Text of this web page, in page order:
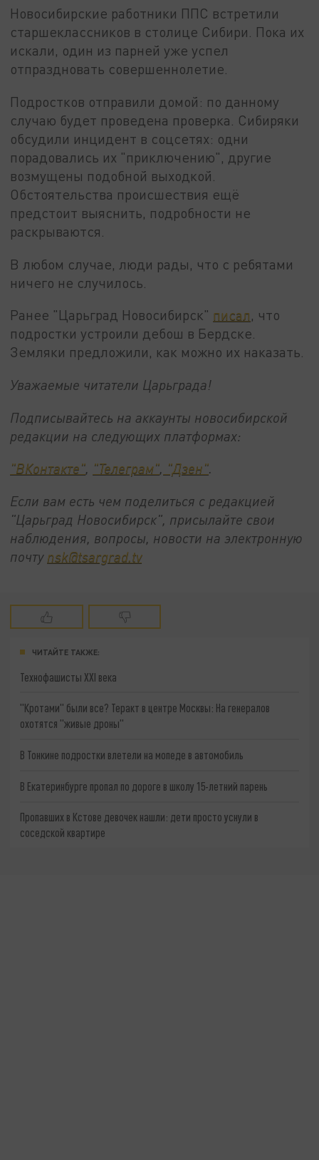
Новосибирские работники ППС встретили
старшеклассников в столице Сибири. Пока их
искали, один из парней уже успел
отпраздновать совершеннолетие.
Подростков отправили домой: по данному
случаю будет проведена проверка. Сибиряки
обсудили инцидент в соцсетях: одни
порадовались их "приключению", другие
возмущены подобной выходкой.
Обстоятельства происшествия ещё
предстоит выяснить, подробности не
раскрываются.
В любом случае, люди рады, что с ребятами
ничего не случилось.
Ранее "Царьград Новосибирск" писал, что
подростки устроили дебош в Бердске.
Земляки предложили, как можно их наказать.
Уважаемые читатели Царьграда!
Подписывайтесь на аккаунты новосибирской
редакции на следующих платформах:
"ВКонтакте", "Телеграм", "Дзен".
Если вам есть чем поделиться с редакцией
"Царьград Новосибирск", присылайте свои
наблюдения, вопросы, новости на электронную
почту nsk@tsargrad.tv
ЧИТАЙТЕ ТАКЖЕ:
Технофашисты XXI века
"Кротами" были все? Теракт в центре Москвы: На генералов
охотятся "живые дроны"
В Тонкине подростки влетели на мопеде в автомобиль
В Екатеринбурге пропал по дороге в школу 15-летний парень
Пропавших в Кстове девочек нашли: дети просто уснули в
соседской квартире